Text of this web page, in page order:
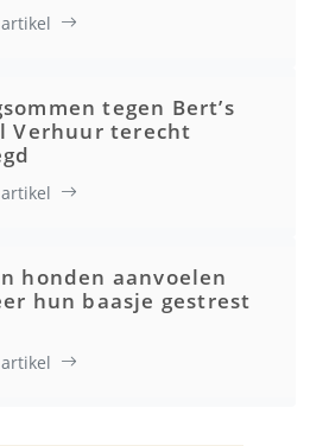
tegen Bert’s
Verhuur terecht
honden aanvoelen
hun baasje gestrest